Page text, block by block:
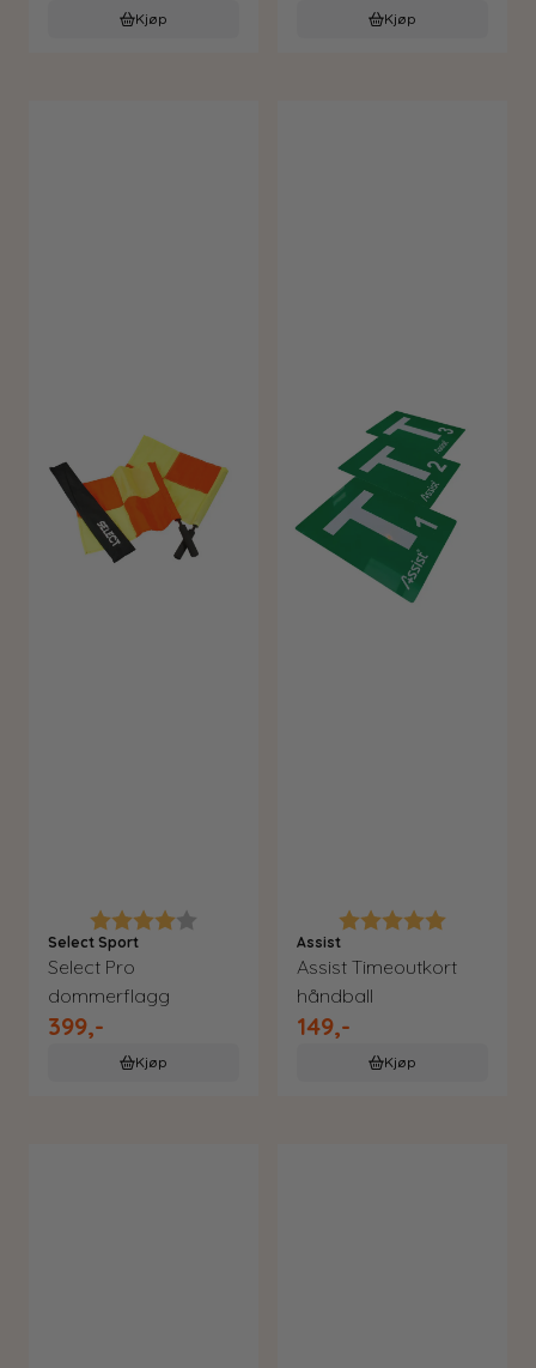
Kjøp Kjøp
Karakter:
Select Sport
Select Pro
dommerflagg
399,-
Kjøp
Karakter:
Assist
Assist Timeoutkort
håndball
149,-
Kjøp